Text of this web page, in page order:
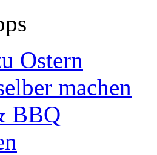
Ostern
machen
BBQ